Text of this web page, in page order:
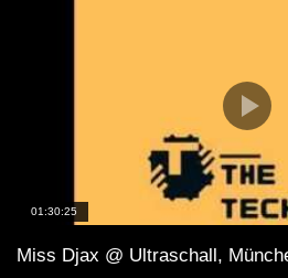
01:30:25
Miss Djax @ Ultraschall,